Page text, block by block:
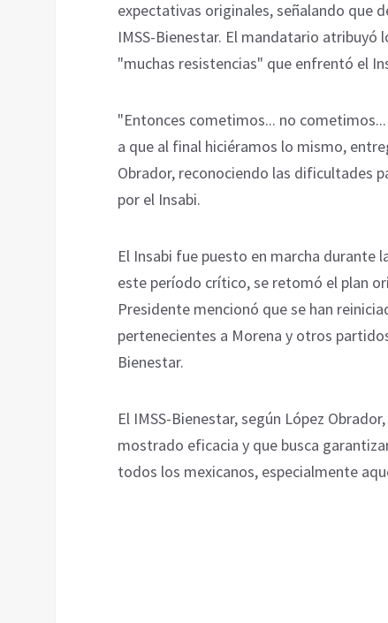
expectativas originales, señalando que
IMSS-Bienestar. El mandatario atribuyó
"muchas resistencias" que enfrentó el
"Entonces cometimos... no
a que al final hiciéramos lo mismo,
Obrador, reconociendo las dificultades
por el Insabi.
El Insabi fue puesto en marcha durante
este período crítico, se retomó el plan
Presidente mencionó que se han
pertenecientes a Morena y otros
Bienestar.
El IMSS-Bienestar, según López
mostrado eficacia y que busca
todos los mexicanos, especialmente